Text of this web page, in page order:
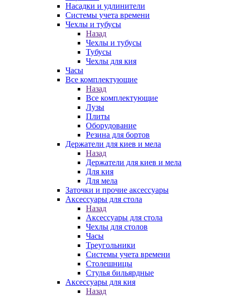
Насадки и удлинители
Системы учета времени
Чехлы и тубусы
Назад
Чехлы и тубусы
Тубусы
Чехлы для кия
Часы
Все комплектующие
Назад
Все комплектующие
Лузы
Плиты
Оборудование
Резина для бортов
Держатели для киев и мела
Назад
Держатели для киев и мела
Для кия
Для мела
Заточки и прочие аксессуары
Аксессуары для стола
Назад
Аксессуары для стола
Чехлы для столов
Часы
Треугольники
Системы учета времени
Столешницы
Стулья бильярдные
Аксессуары для кия
Назад